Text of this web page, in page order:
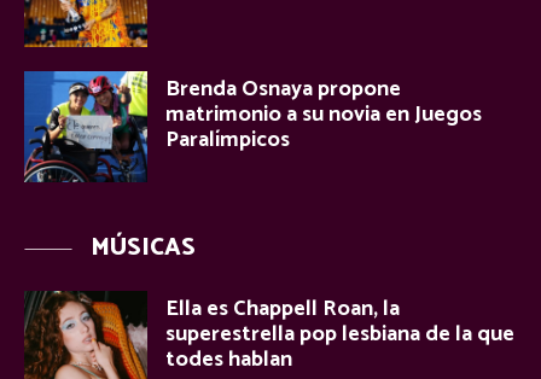
Brenda Osnaya propone
matrimonio a su novia en Juegos
Paralímpicos
MÚSICAS
Ella es Chappell Roan, la
superestrella pop lesbiana de la que
todes hablan